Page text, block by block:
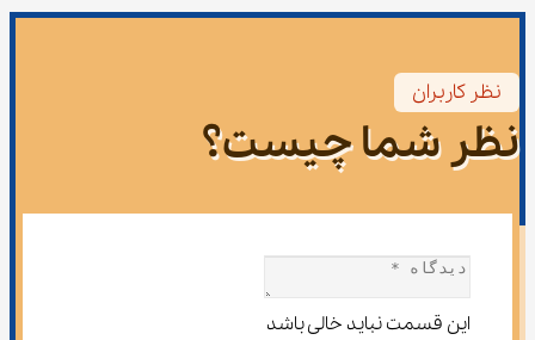
نظر کاربران
نظر شما چیست؟
این قسمت نباید خالی باشد